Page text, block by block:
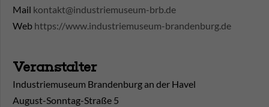
Mail kontakt@industriemuseum-brb.de
Web https://www.industriemuseum-brandenburg.de
Veranstalter
Industriemuseum Brandenburg an der Havel
August-Sonntag-Straße 5